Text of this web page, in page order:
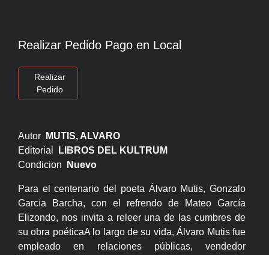
Realizar Pedido Pago en Local
Realizar
Pedido
Autor
MUTIS, ALVARO
Editorial
LIBROS DEL KULTRUM
Condicion
Nuevo
Para el centenario del poeta Álvaro Mutis, Gonzalo
García Barcha, con el refrendo de Mateo García
Elizondo, nos invita a releer una de las cumbres de
su obra poéticaA lo largo de su vida, Álvaro Mutis fue
empleado en relaciones públicas, vendedor